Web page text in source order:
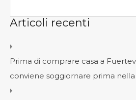
Articoli recenti
Prima di comprare casa a
conviene soggiornare prima